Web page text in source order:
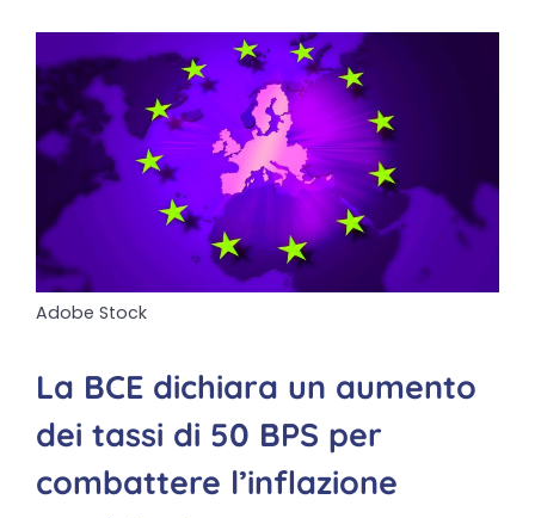
Adobe Stock
La BCE dichiara un aumento
dei tassi di 50 BPS per
combattere l’inflazione